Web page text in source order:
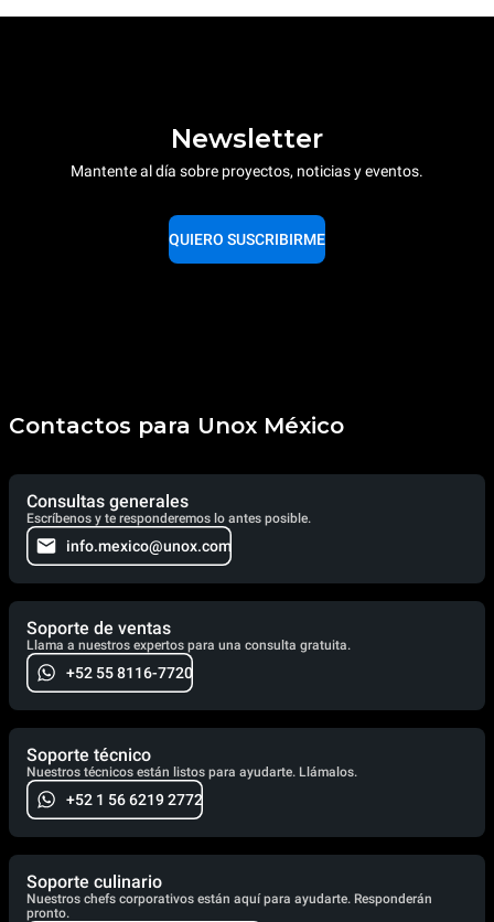
Newsletter
Mantente al día sobre proyectos, noticias y eventos.
QUIERO SUSCRIBIRME
Contactos para Unox México
Consultas generales
Escríbenos y te responderemos lo antes posible.
info.mexico@unox.com
Soporte de ventas
Llama a nuestros expertos para una consulta gratuita.
+52 55 8116-7720
Soporte técnico
Nuestros técnicos están listos para ayudarte. Llámalos.
+52 1 56 6219 2772
Soporte culinario
Nuestros chefs corporativos están aquí para ayudarte. Responderán
pronto.